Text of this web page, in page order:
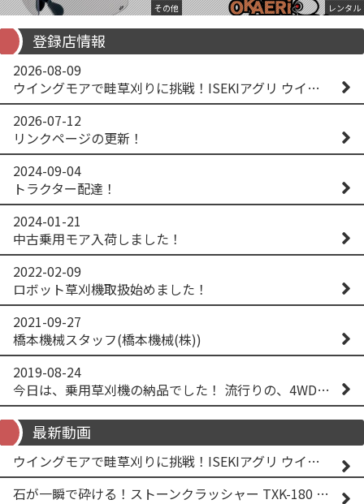
その他 レンタル
登録店情報
2026-08-09
ウイングモアで畦草刈りに挑戦！ISEKIアグリ ウイングモア WM746AF
2026-07-12
リンクページの更新！
2024-09-04
トラクター配達！
2024-01-21
中古乗用モア入荷しました！
2022-02-09
ロボット草刈機取扱始めました！
2021-09-27
橋本機械スタッフ(橋本機械(株))
2019-08-24
今日は、乗用草刈機の納品でした！ 流行りの、4WD！ #イセキアグリ #オーレック #四駆 #増税間近
最新動画
ウイングモアで畦草刈りに挑戦！ISEKIアグリ ウイングモア WM746AF
石が一瞬で砕ける！ストーンクラッシャー TXK-180 実演